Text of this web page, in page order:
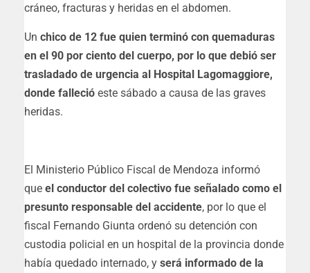
cráneo, fracturas y heridas en el abdomen.
Un chico de 12 fue quien terminó con quemaduras
en el 90 por ciento del cuerpo, por lo que debió ser
trasladado de urgencia al Hospital Lagomaggiore,
donde falleció este sábado a causa de las graves
heridas.
El Ministerio Público Fiscal de Mendoza informó
que el conductor del colectivo fue señalado como el
presunto responsable del accidente, por lo que el
fiscal Fernando Giunta ordenó su detención con
custodia policial en un hospital de la provincia donde
había quedado internado, y será informado de la